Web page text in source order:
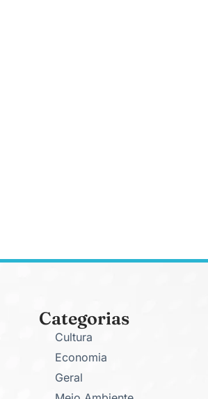
Categorias
Cultura
Economia
Geral